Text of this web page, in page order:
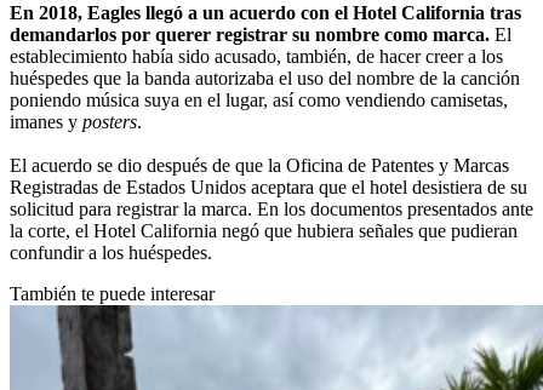
En 2018, Eagles llegó a un acuerdo con el Hotel California tras
demandarlos por querer registrar su nombre como marca. El
establecimiento había sido acusado, también, de hacer creer a los
huéspedes que la banda autorizaba el uso del nombre de la canción
poniendo música suya en el lugar, así como vendiendo camisetas,
imanes y posters.
El acuerdo se dio después de que la Oficina de Patentes y Marcas
Registradas de Estados Unidos aceptara que el hotel desistiera de su
solicitud para registrar la marca. En los documentos presentados ante
la corte, el Hotel California negó que hubiera señales que pudieran
confundir a los huéspedes.
También te puede interesar